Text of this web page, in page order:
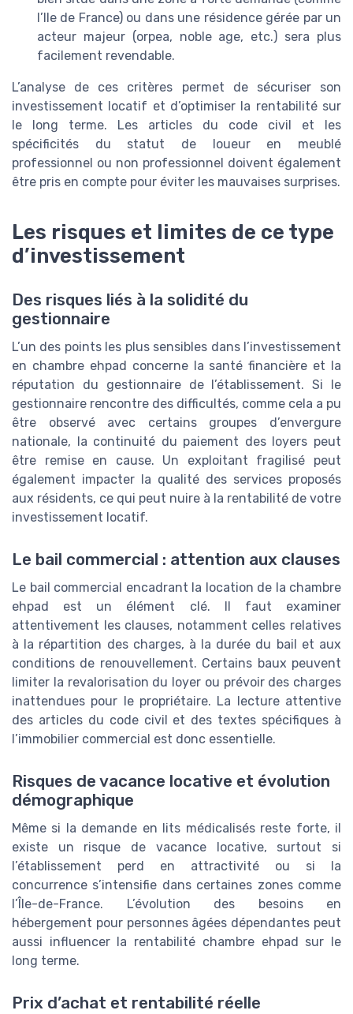
l’Ile de France) ou dans une résidence gérée par un
acteur majeur (orpea, noble age, etc.) sera plus
facilement revendable.
L’analyse de ces critères permet de sécuriser son
investissement locatif et d’optimiser la rentabilité sur
le long terme. Les articles du code civil et les
spécificités du statut de loueur en meublé
professionnel ou non professionnel doivent également
être pris en compte pour éviter les mauvaises surprises.
Les risques et limites de ce type
d’investissement
Des risques liés à la solidité du
gestionnaire
L’un des points les plus sensibles dans l’investissement
en chambre ehpad concerne la santé financière et la
réputation du gestionnaire de l’établissement. Si le
gestionnaire rencontre des difficultés, comme cela a pu
être observé avec certains groupes d’envergure
nationale, la continuité du paiement des loyers peut
être remise en cause. Un exploitant fragilisé peut
également impacter la qualité des services proposés
aux résidents, ce qui peut nuire à la rentabilité de votre
investissement locatif.
Le bail commercial : attention aux clauses
Le bail commercial encadrant la location de la chambre
ehpad est un élément clé. Il faut examiner
attentivement les clauses, notamment celles relatives
à la répartition des charges, à la durée du bail et aux
conditions de renouvellement. Certains baux peuvent
limiter la revalorisation du loyer ou prévoir des charges
inattendues pour le propriétaire. La lecture attentive
des articles du code civil et des textes spécifiques à
l’immobilier commercial est donc essentielle.
Risques de vacance locative et évolution
démographique
Même si la demande en lits médicalisés reste forte, il
existe un risque de vacance locative, surtout si
l’établissement perd en attractivité ou si la
concurrence s’intensifie dans certaines zones comme
l’Île-de-France. L’évolution des besoins en
hébergement pour personnes âgées dépendantes peut
aussi influencer la rentabilité chambre ehpad sur le
long terme.
Prix d’achat et rentabilité réelle